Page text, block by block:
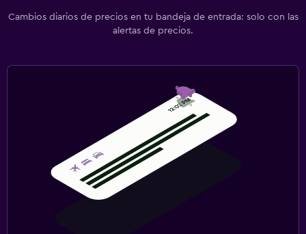
Cambios diarios de precios en tu bandeja de entrada: solo con las
alertas de precios.